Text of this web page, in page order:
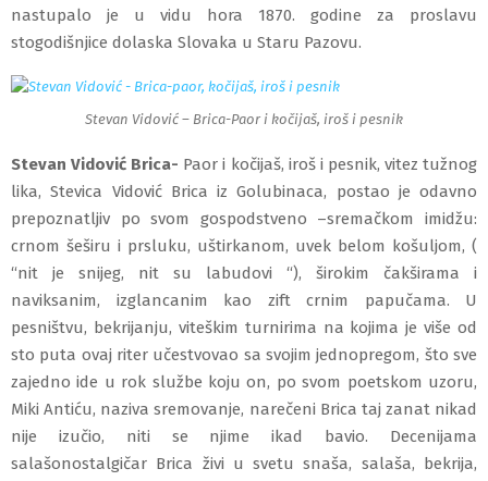
nastupalo je u vidu hora 1870. godine za proslavu
stogodišnjice dolaska Slovaka u Staru Pazovu.
Stevan Vidović – Brica-Paor i kočijaš, iroš i pesnik
Stevan Vidović Brica- Paor i kočijaš, iroš i pesnik, vitez tužnog
lika, Stevica Vidović Brica iz Golubinaca, postao je odavno
prepoznatljiv po svom gospodstveno –sremačkom imidžu:
crnom šeširu i prsluku, uštirkanom, uvek belom košuljom, (
“nit je snijeg, nit su labudovi “), širokim čakširama i
naviksanim, izglancanim kao zift crnim papučama. U
pesništvu, bekrijanju, viteškim turnirima na kojima je više od
sto puta ovaj riter učestvovao sa svojim jednopregom, što sve
zajedno ide u rok službe koju on, po svom poetskom uzoru,
Miki Antiću, naziva sremovanje, narečeni Brica taj zanat nikad
nije izučio, niti se njime ikad bavio. Decenijama
salašonostalgičar Brica živi u svetu snaša, salaša, bekrija,